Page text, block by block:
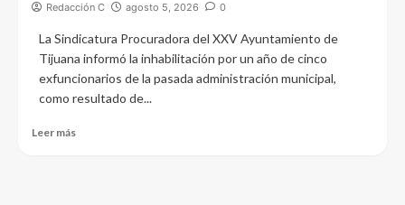
Redacción C agosto 5, 2026 0
La Sindicatura Procuradora del XXV Ayuntamiento de
Tijuana informó la inhabilitación por un año de cinco
exfuncionarios de la pasada administración municipal,
como resultado de...
Leer más